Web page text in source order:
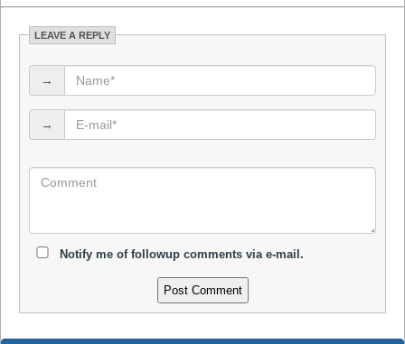
LEAVE A REPLY
→
→
Notify me of followup comments via e-mail.